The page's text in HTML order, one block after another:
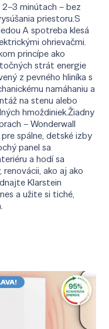
minútach – bez
priestoru.S
A spotreba klesá
ohrievačmi.
princípe ako
strát energie
z pevného hliníka s
namáhaniu a
na stenu alebo
hmoždiniek.Žiadny
– Wonderwall
spálne, detské izby
panel sa
a hodí sa
ako aj ako
Klarstein
a užite si tiché,